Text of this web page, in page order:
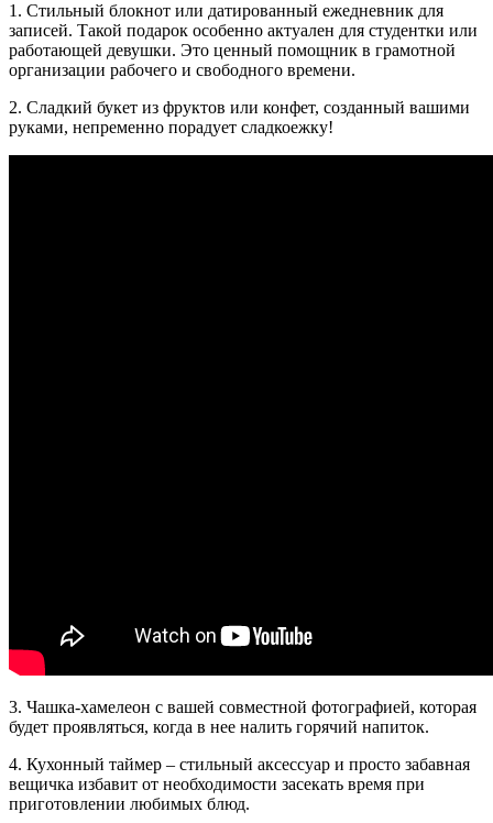
1. Стильный блокнот или датированный ежедневник для
записей. Такой подарок особенно актуален для студентки или
работающей девушки. Это ценный помощник в грамотной
организации рабочего и свободного времени.
2. Сладкий букет из фруктов или конфет, созданный вашими
руками, непременно порадует сладкоежку!
3. Чашка-хамелеон с вашей совместной фотографией, которая
будет проявляться, когда в нее налить горячий напиток.
4. Кухонный таймер – стильный аксессуар и просто забавная
вещичка избавит от необходимости засекать время при
приготовлении любимых блюд.